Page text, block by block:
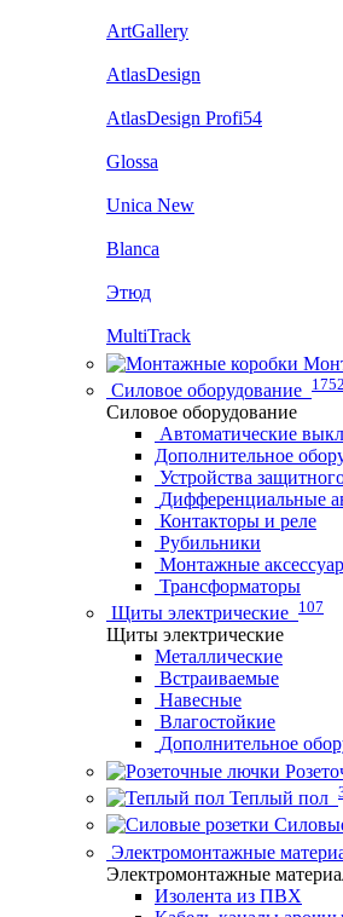
ArtGallery
AtlasDesign
AtlasDesign Profi54
Glossa
Unica New
Blanca
Этюд
MultiTrack
Силовое оборудование 1752
Силовое оборудование
Автоматические
Дополнительное
Устройства
Дифференциальные
Контакторы и реле
Рубильники
Монтажные
Трансформаторы
Щиты электрические 107
Щиты электрические
Металлические
Встраиваемые
Навесные
Влагостойкие
Дополнительное
Теплый пол
Электромонтажные
Электромонтажные
Изолента из ПВХ